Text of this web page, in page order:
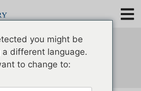
के लिएyou might be
a different language.
to change to: